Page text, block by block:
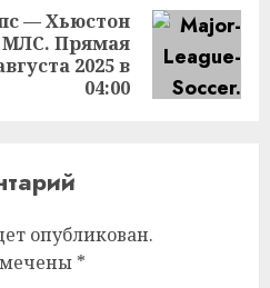
— Хьюстон
Прямая
2025 в
04:00
опубликован.
*